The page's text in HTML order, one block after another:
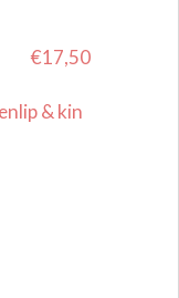
& kin